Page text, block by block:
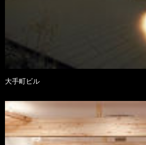
大手町ビル